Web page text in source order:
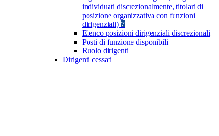
individuati discrezionalmente, titolari di
posizione organizzativa con funzioni
dirigenziali) 7
Elenco posizioni dirigenziali discrezionali
Posti di funzione disponibili
Ruolo dirigenti
Dirigenti cessati